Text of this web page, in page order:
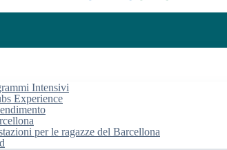
Intensivi
Experience
per le ragazze del Barcellona